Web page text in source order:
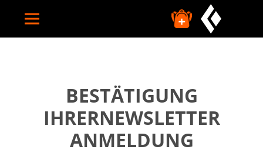
INDIVIDUELLE CAMPSBESTÄTIGUNG
IHRERNEWSLETTER
ANMELDUNG